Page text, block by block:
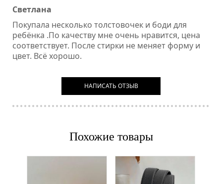
Светлана
Покупала несколько толстовочек и боди для
ребёнка .По качеству мне очень нравится, цена
соответствует. После стирки не меняет форму и
цвет. Всё хорошо.
НАПИСАТЬ ОТЗЫВ
Похожие товары